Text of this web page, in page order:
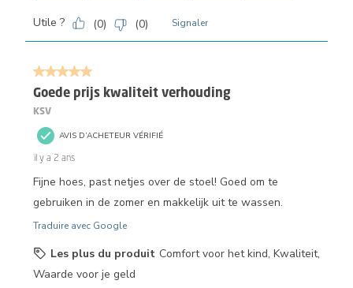
Utile ? (0) (0) Signaler
5 sur 5 étoiles.
Goede prijs kwaliteit verhouding
KSV
AVIS D’ACHETEUR VÉRIFIÉ
il y a 2 ans
Fijne hoes, past netjes over de stoel! Goed om te
gebruiken in de zomer en makkelijk uit te wassen.
Traduire avec Google
Les plus du produit Comfort voor het kind, Kwaliteit,
Waarde voor je geld